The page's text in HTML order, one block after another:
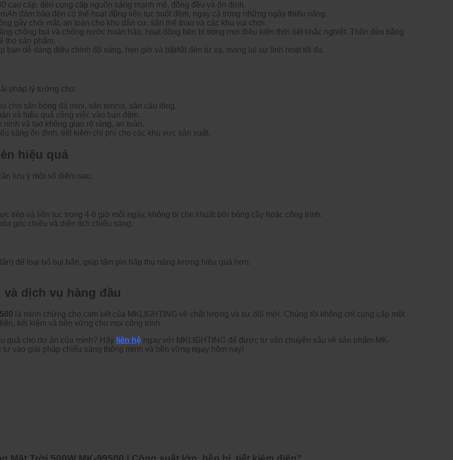
cao cấp, đèn cung cấp nguồn sáng mạnh mẽ, đồng đều và ổn định.
đảm bảo đèn có thể hoạt động liên tục suốt đêm, ngay cả trong những ngày thiếu nắng.
gây chói mắt, an toàn cho khu dân cư, sân thể thao và các khu vui chơi.
ăng chống bụi và chống nước hoàn hảo, hoạt động bền bỉ trong mọi điều kiện thời tiết khắc nghiệt. Thân đèn bằng
thọ sản phẩm.
bạn dễ d àng điều chỉnh độ sáng, hẹn giờ và bật/tắt đèn từ xa, mang lại sự linh hoạt tối đa.
ải pháp lý tưởng cho:
cho sân bóng đá mini, sân tennis, sân cầu l ông.
àn và hiệu quả công việc vào ban đêm.
ninh và tạo không gian rõ ràng, an toàn.
ếu sáng ổn định, tiết kiệm chi phí cho các khu vực sản xuất.
èn hiệu quả
l ưu ý một số điểm sau:
tiếp và liên tục trong 4-6 giờ mỗi ngày, không bị che khuất bởi bóng cây hoặc công trình.
óa góc chiếu và diện tích chiếu sáng.
ần) để loại bỏ bụi bẩn, giúp tấm pin hấp thụ năng lượng hiệu quả hơn.
và dịch vụ hàng đầu
à minh chứng cho cam kết của MKLIGHTING về chất l ượng và sự đổi mới. Chúng tôi không chỉ cung cấp một
ện, tiết kiệm và bền vững cho mọi công trình.
quả cho dự án của mình? Hãy liên hệ ngay với MKLIGHTING để được tư vấn chuyên sâu về sản phẩm MK-
tư vào giải pháp chiếu sáng thông minh và bền vững ngay hôm nay!